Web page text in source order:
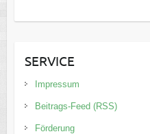
SERVICE
Impressum
Beitrags-Feed (RSS)
Förderung